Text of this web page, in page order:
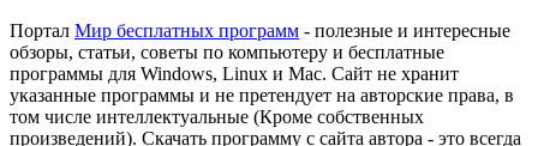
Портал Мир бесплатных программ - полезные и интересные
обзоры, статьи, советы по компьютеру и бесплатные
программы для Windows, Linux и Mac. Сайт не хранит
указанные программы и не претендует на авторские права, в
том числе интеллектуальные (Кроме собственных
произведений). Скачать программу с сайта автора - это всегда